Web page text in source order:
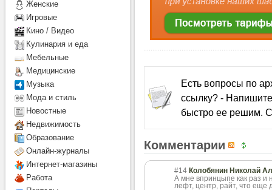
Есть вопросы по
ссылку? -
быстро ее решим.
Комментарии
#14 Колобянин Николай
А мне впринцыпе как раз и
лефт, центр, райт, что еще
Женские
Игровые
Кино / Видео
Кулинария и еда
Мебельные
Медицинские
Музыка
Мода и стиль
Новостные
Недвижимость
Образование
Онлайн-журналы
Интернет-магазины
Работа